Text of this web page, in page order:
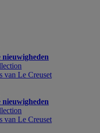
van Le Creuset
van Le Creuset